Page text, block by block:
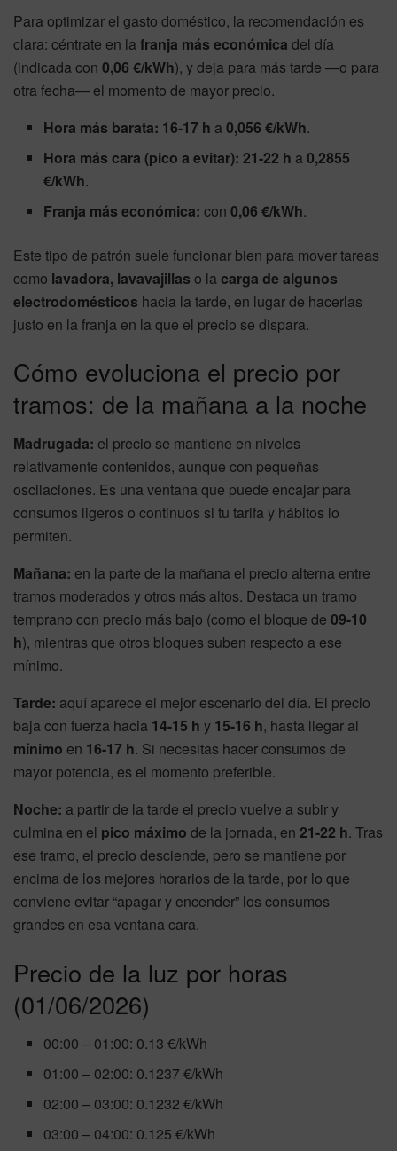
Para optimizar el gasto doméstico, la recomendación es
clara: céntrate en lafranja más económica del día
(indicada con 0,06 €/kWh), y deja para más tarde —o para
otra fecha— el momento de mayor precio.
Hora más barata: 16-17 h a0,056 €/kWh.
Hora más cara (pico a evitar): 21-22 h a0,2855
€/kWh.
Franja más económica: con0,06 €/kWh.
Este tipo de patrón suele funcionar bien para mover tareas
como lavadora, lavavajillas o lacarga de algunos
electrodomésticos hacia la tarde, en lugar de hacerlas
justo en la franja en la que el precio se dispara.
Cómo evoluciona el precio por
tramos: de la mañana a la noche
Madrugada: el precio se mantiene en niveles
relativamente contenidos, aunque con pequeñas
oscilaciones. Es una ventana que puede encajar para
consumos ligeros o continuos si tu tarifa y hábitos lo
permiten.
Mañana: en la parte de la mañana el precio alterna entre
tramos moderados y otros más altos. Destaca un tramo
temprano con precio más bajo (como el bloque de 09-10
h), mientras que otros bloques suben respecto a ese
mínimo.
Tarde: aquí aparece el mejor escenario del día. El precio
baja con fuerza hacia 14-15 h y 15-16 h, hasta llegar al
mínimo en 16-17 h. Si necesitas hacer consumos de
mayor potencia, es el momento preferible.
Noche: a partir de la tarde el precio vuelve a subir y
culmina en el pico máximo de la jornada, en 21-22 h. Tras
ese tramo, el precio desciende, pero se mantiene por
encima de los mejores horarios de la tarde, por lo que
conviene evitar “apagar y encender” los consumos
grandes en esa ventana cara.
Precio de la luz por horas
(01/06/2026)
00:00 – 01:00: 0.13 €/kWh
01:00 – 02:00: 0.1237 €/kWh
02:00 – 03:00: 0.1232 €/kWh
03:00 – 04:00: 0.125 €/kWh